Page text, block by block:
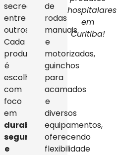
secreção,
entre
outros.
Cada
produto
é
escolhido
com
foco
em
durabilidade,
segurança
e
de
rodas
manuais
e
motorizadas,
guinchos
para
acamados
e
diversos
equipamentos,
oferecendo
flexibilidade
hospitalares
em
Curitiba!